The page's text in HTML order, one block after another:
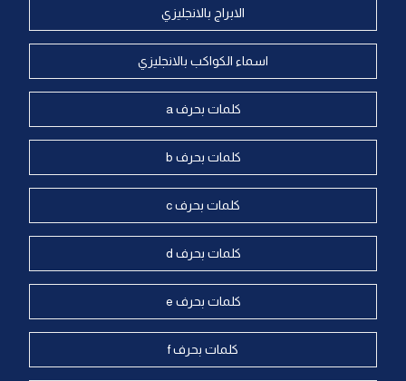
الابراج بالانجليزي
اسماء الكواكب بالانجليزي
كلمات بحرف a
كلمات بحرف b
كلمات بحرف c
كلمات بحرف d
كلمات بحرف e
كلمات بحرف f